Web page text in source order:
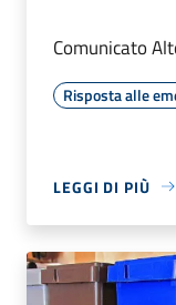
Comunicato
Risposta alle
LEGGI DI PIÙ